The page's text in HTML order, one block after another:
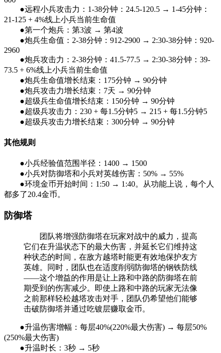
●远程小兵攻击力：1-38分钟：24.5-120.5 → 1-45分钟：
21-125 + 4%线上小兵当前生命值
●第一个炮兵：第3波 → 第4波
●炮兵生命值：2-38分钟：912-2900 → 2:30-38分钟：920-
2960
●炮兵攻击力：2-38分钟：41.5-77.5 → 2:30-38分钟：39-
73.5 + 6%线上小兵当前生命值
●炮兵生命值增长结束：175分钟 → 90分钟
●炮兵攻击力增长结束：7天 → 90分钟
●超级兵生命值增长结束：150分钟 → 90分钟
●超级兵攻击力：230 + 每1.5分钟5 → 215 + 每1.5分钟5
●超级兵攻击力增长结束：300分钟 → 90分钟
其他规则
●小兵经验值范围半径：1400 → 1500
●小兵对防御塔和小兵对英雄伤害：50% → 55%
●环境金币开始时间：1:50 → 1:40。从功能上说，每个人
都多了20.4金币。
防御塔
团队将增强防御塔在玩家对战中的威力，提高
它们在升温状态下的最大伤害，并延长它们维持这
种状态的时间，在敌方越塔时能更有效地保护友方
英雄。同时，团队也在适度削弱防御塔的钢铁防线
——这个增益的作用是让上路和中路的防御塔在前
期受到的伤害减少。即使上路和中路的玩家无法像
之前那样轻松越塔攻击对手，团队仍希望他们能够
击破防御塔并通过吃镀层赚取金币。
●升温伤害增幅：每层40%(220%最大伤害) → 每层50%
(250%最大伤害)
●升温时长：3秒 → 5秒